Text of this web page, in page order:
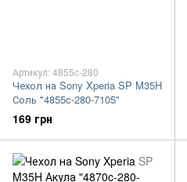
Артикул: 4855c-280
Чехол на Sony Xperia SP M35H
Соль "4855c-280-7105"
169 грн